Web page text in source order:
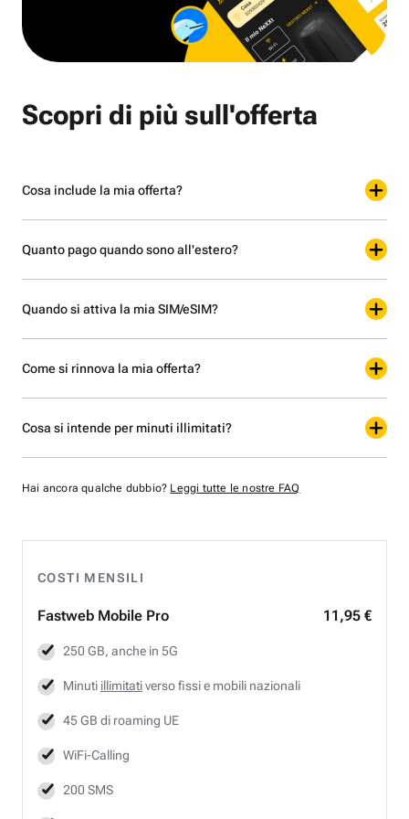
COSTI MENSILI
Fastweb Mobile Pro 11,95 €
250 GB, anche in 5G
Minuti illimitativerso fissi e mobili nazionali
45 GB di roaming UE
WiFi-Calling
200 SMS
Scopri di più sull'offerta
Cosa include la mia offerta?
Quanto pago quando sono all'estero?
Quando si attiva la mia SIM/eSIM?
Come si rinnova la mia offerta?
Cosa si intende per minuti illimitati?
Hai ancora qualche dubbio? Leggi tutte le nostre FAQ